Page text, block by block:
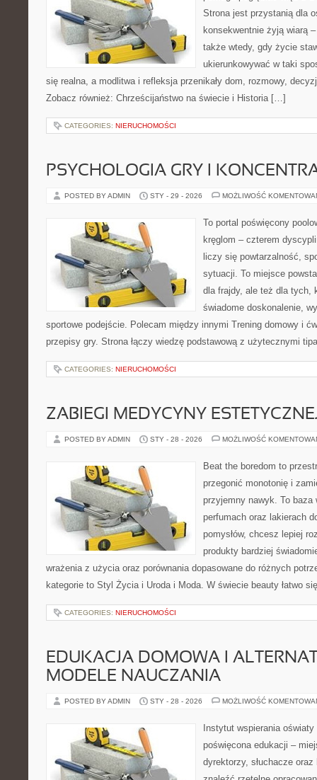
Strona jest przystanią dla
konsekwentnie żyją wiarą
także wtedy, gdy życie
ukierunkowywać w taki
się realna, a modlitwa i refleksja przenikały dom, rozmowy,
Zobacz również: Chrześcijaństwo na świecie i Historia […]
CATEGORIES: NIERUCHOMOŚCI
PSYCHOLOGIA GRY I
POSTED BY ADMIN STY - 29 - 2026 MOŻLIWOŚĆ
To portal poświęcony
kręglom – czterem
liczy się powtarzalność,
sytuacji. To miejsce
dla frajdy, ale też dla tych,
świadome doskonalenie,
sportowe podejście. Polecam między innymi Trening domowy i
przepisy gry. Strona łączy wiedzę podstawową z użytecznymi
CATEGORIES: NIERUCHOMOŚCI
ZABIEGI MEDYCYNY
POSTED BY ADMIN STY - 28 - 2026 MOŻLIWOŚĆ
Beat the boredom to
przegonić monotonię i
przyjemny nawyk. To baza
perfumach oraz lakierach
pomysłów, chcesz lepiej
produkty bardziej
wrażenia z użycia oraz porównania dopasowane do różnych
kategorie to Styl Życia i Uroda i Moda. W świecie beauty łatwo
CATEGORIES: NIERUCHOMOŚCI
EDUKACJA DOMOWA I
MODELE NAUCZANIA
POSTED BY ADMIN STY - 28 - 2026 MOŻLIWOŚĆ
Instytut wspierania
poświęcona edukacji –
dyrektorzy, słuchacze